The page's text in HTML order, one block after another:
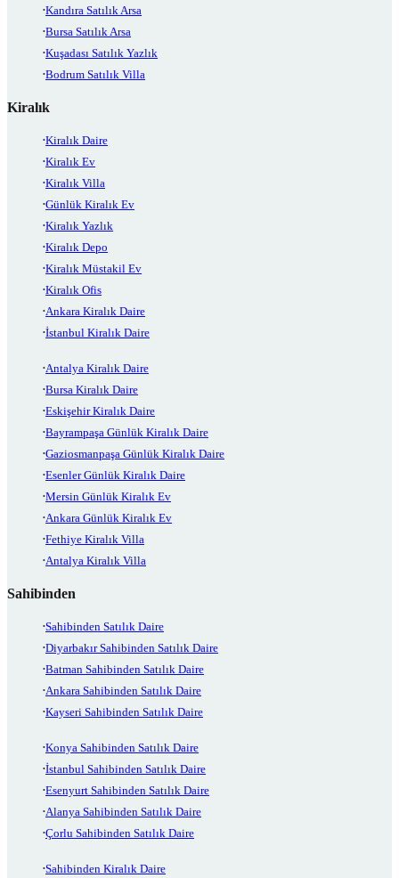
Kandıra Satılık Arsa
Bursa Satılık Arsa
Kuşadası Satılık Yazlık
Bodrum Satılık Villa
Kiralık
Kiralık Daire
Kiralık Ev
Kiralık Villa
Günlük Kiralık Ev
Kiralık Yazlık
Kiralık Depo
Kiralık Müstakil Ev
Kiralık Ofis
Ankara Kiralık Daire
İstanbul Kiralık Daire
Antalya Kiralık Daire
Bursa Kiralık Daire
Eskişehir Kiralık Daire
Bayrampaşa Günlük Kiralık Daire
Gaziosmanpaşa Günlük Kiralık Daire
Esenler Günlük Kiralık Daire
Mersin Günlük Kiralık Ev
Ankara Günlük Kiralık Ev
Fethiye Kiralık Villa
Antalya Kiralık Villa
Sahibinden
Sahibinden Satılık Daire
Diyarbakır Sahibinden Satılık Daire
Batman Sahibinden Satılık Daire
Ankara Sahibinden Satılık Daire
Kayseri Sahibinden Satılık Daire
Konya Sahibinden Satılık Daire
İstanbul Sahibinden Satılık Daire
Esenyurt Sahibinden Satılık Daire
Alanya Sahibinden Satılık Daire
Çorlu Sahibinden Satılık Daire
Sahibinden Kiralık Daire